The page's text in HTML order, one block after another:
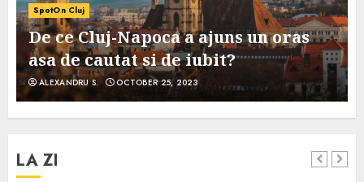
SpotOn Cluj
De ce Cluj-Napoca a ajuns un oras
asa de cautat si de iubit?
ALEXANDRU S. OCTOBER 25, 2023
LA ZI